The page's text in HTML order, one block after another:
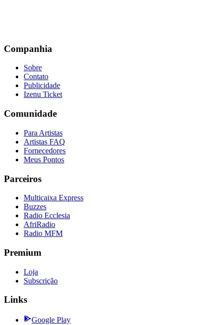
Companhia
Sobre
Contato
Publicidade
Izenu Ticket
Comunidade
Para Artistas
Artistas FAQ
Fornecedores
Meus Pontos
Parceiros
Multicaixa Express
Buzzes
Radio Ecclesia
AfriRadio
Radio MFM
Premium
Loja
Subscrição
Links
Google Play